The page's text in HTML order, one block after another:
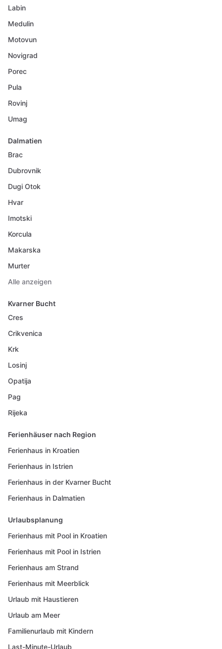
Labin
Medulin
Motovun
Novigrad
Porec
Pula
Rovinj
Umag
Dalmatien
Brac
Dubrovnik
Dugi Otok
Hvar
Imotski
Korcula
Makarska
Murter
Alle anzeigen
Kvarner Bucht
Cres
Crikvenica
Krk
Losinj
Opatija
Pag
Rijeka
Ferienhäuser nach Region
Ferienhaus in Kroatien
Ferienhaus in Istrien
Ferienhaus in der Kvarner Bucht
Ferienhaus in Dalmatien
Urlaubsplanung
Ferienhaus mit Pool in Kroatien
Ferienhaus mit Pool in Istrien
Ferienhaus am Strand
Ferienhaus mit Meerblick
Urlaub mit Haustieren
Urlaub am Meer
Familienurlaub mit Kindern
Last-Minute-Urlaub